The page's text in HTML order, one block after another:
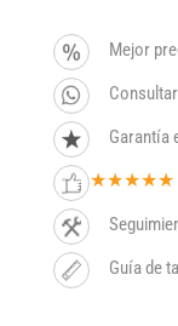
Mejor
Garantía
★★★★★
Guía de